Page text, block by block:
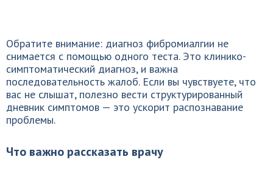
Обратите внимание: диагноз фибромиалгии не
снимается с помощью одного теста. Это клинико-
симптоматический диагноз, и важна
последовательность жалоб. Если вы чувствуете, что
вас не слышат, полезно вести структурированный
дневник симптомов — это ускорит распознавание
проблемы.
Что важно рассказать врачу